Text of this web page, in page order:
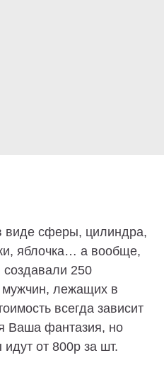
виде сферы, цилиндра,
яблочка… а вообще,
250
лежащих в
всегда зависит
Ваша фантазия, но
от 800р за шт.